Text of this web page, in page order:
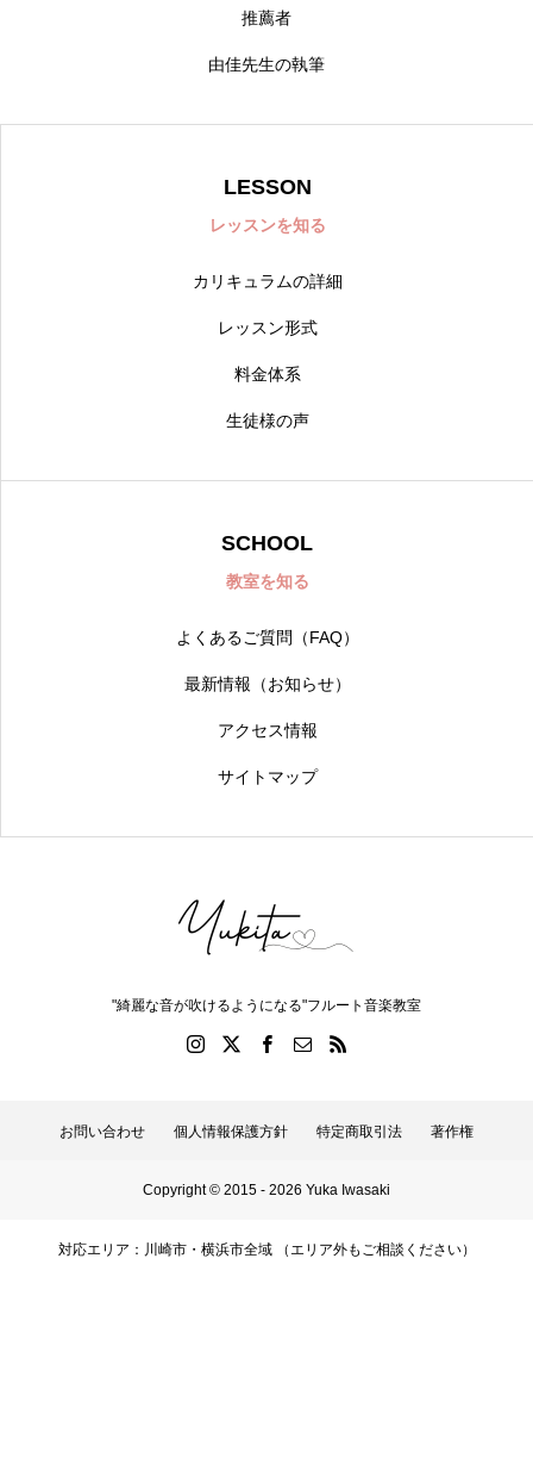
推薦者
由佳先生の執筆
LESSON
レッスンを知る
カリキュラムの詳細
レッスン形式
料金体系
生徒様の声
SCHOOL
教室を知る
よくあるご質問（FAQ）
最新情報（お知らせ）
アクセス情報
サイトマップ
"綺麗な音が吹けるようになる"フルート音楽教室
お問い合わせ 個人情報保護方針 特定商取引法 著作権
Copyright © 2015 - 2026 Yuka Iwasaki
対応エリア：川崎市・横浜市全域 （エリア外もご相談ください）